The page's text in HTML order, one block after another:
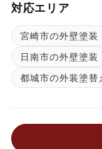
対応エリア
宮崎市の外壁塗装
日南市の外壁塗装
都城市の外装塗替